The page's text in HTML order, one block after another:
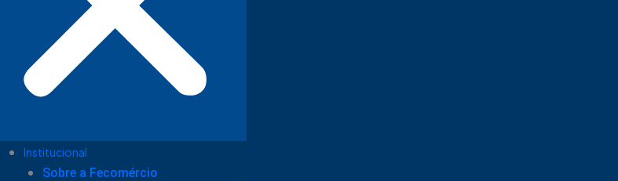
Institucional
Sobre a Fecomércio